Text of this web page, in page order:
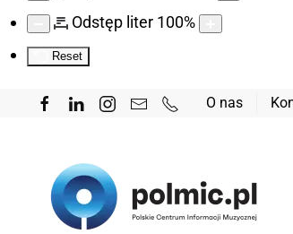
Odstęp liter 100%
Reset
O nas